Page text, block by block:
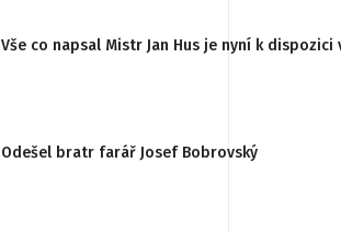
Vše co napsal Mistr Jan Hus je nyní k
Odešel bratr farář Josef Bobrovský